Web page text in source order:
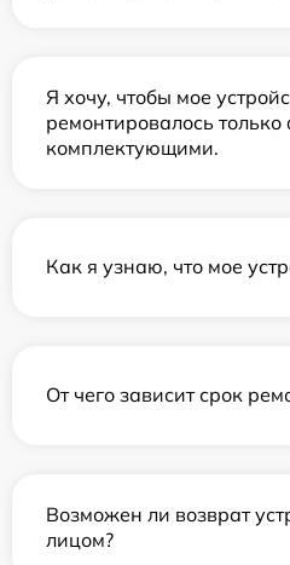
Я хочу, чтобы мое
ремонтировалось
комплектующими.
Как я узнаю, что мое
От чего зависит срок
Возможен ли возврат
лицом?